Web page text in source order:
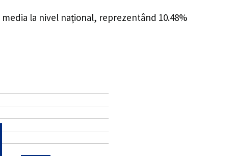
la nivel național, reprezentând 10.48%